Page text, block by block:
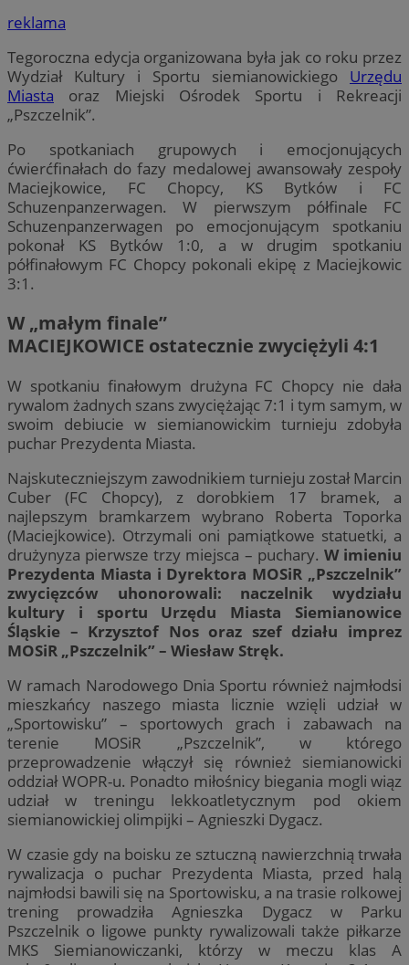
reklama
Tegoroczna edycja organizowana była jak co roku przez
Wydział Kultury i Sportu siemianowickiego Urzędu
Miasta oraz Miejski Ośrodek Sportu i Rekreacji
„Pszczelnik”.
Po spotkaniach grupowych i emocjonujących
ćwierćfinałach do fazy medalowej awansowały zespoły
Maciejkowice, FC Chopcy, KS Bytków i FC
Schuzenpanzerwagen. W pierwszym półfinale FC
Schuzenpanzerwagen po emocjonującym spotkaniu
pokonał KS Bytków 1:0, a w drugim spotkaniu
półfinałowym FC Chopcy pokonali ekipę z Maciejkowic
3:1.
W „małym finale”
MACIEJKOWICE ostatecznie zwyciężyli 4:1
W spotkaniu finałowym drużyna FC Chopcy nie dała
rywalom żadnych szans zwyciężając 7:1 i tym samym, w
swoim debiucie w siemianowickim turnieju zdobyła
puchar Prezydenta Miasta.
Najskuteczniejszym zawodnikiem turnieju został Marcin
Cuber (FC Chopcy), z dorobkiem 17 bramek, a
najlepszym bramkarzem wybrano Roberta Toporka
(Maciejkowice). Otrzymali oni pamiątkowe statuetki, a
drużynyza pierwsze trzy miejsca – puchary. W imieniu
Prezydenta Miasta i Dyrektora MOSiR „Pszczelnik”
zwycięzców uhonorowali: naczelnik wydziału
kultury i sportu Urzędu Miasta Siemianowice
Śląskie – Krzysztof Nos oraz szef działu imprez
MOSiR „Pszczelnik” – Wiesław Stręk.
W ramach Narodowego Dnia Sportu również najmłodsi
mieszkańcy naszego miasta licznie wzięli udział w
„Sportowisku” – sportowych grach i zabawach na
terenie MOSiR „Pszczelnik”, w którego
przeprowadzenie włączył się również siemianowicki
oddział WOPR-u. Ponadto miłośnicy biegania mogli wiąz
udział w treningu lekkoatletycznym pod okiem
siemianowickiej olimpijki – Agnieszki Dygacz.
W czasie gdy na boisku ze sztuczną nawierzchnią trwała
rywalizacja o puchar Prezydenta Miasta, przed halą
najmłodsi bawili się na Sportowisku, a na trasie rolkowej
trening prowadziła Agnieszka Dygacz w Parku
Pszczelnik o ligowe punkty rywalizowali także piłkarze
MKS Siemianowiczanki, którzy w meczu klas A